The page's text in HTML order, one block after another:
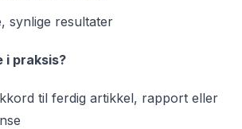
synlige resultater
i praksis?
til ferdig artikkel, rapport eller